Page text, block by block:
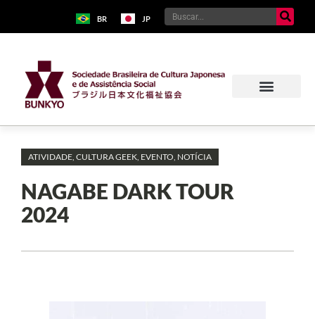
BR JP
ATIVIDADE CULTURA GEEK EVENTO NOTÍCIA
NAGABE DARK TOUR
2024